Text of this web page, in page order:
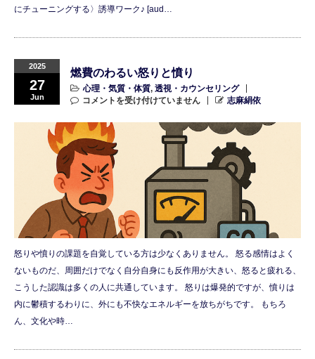
にチューニングする〉誘導ワーク♪ [aud…
2025
27
Jun
燃費のわるい怒りと憤り
心理・気質・体質, 透視・カウンセリング
コメントを受け付けていません
志麻絹依
怒りや憤りの課題を自覚している方は少なくありません。 怒る感情はよく
ないものだ、周囲だけでなく自分自身にも反作用が大きい、怒ると疲れる、
こうした認識は多くの人に共通しています。 怒りは爆発的ですが、憤りは
内に鬱積するわりに、外にも不快なエネルギーを放ちがちです。 もちろ
ん、文化や時…